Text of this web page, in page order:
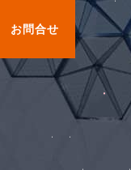
お問合せ